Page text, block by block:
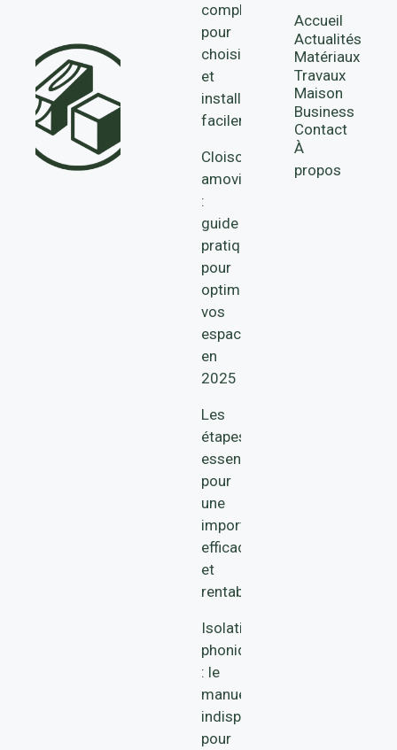
complet
pour
choisir
et
installer
facilement
Cloisons
amovibles
:
guide
pratique
pour
optimiser
vos
espaces
en
2025
Les
étapes
essentielles
pour
une
importation
efficace
et
rentable
Isolation
phonique
: le
manuel
indispensable
pour
Accueil
Actualités
Matériaux
Travaux
Maison
Business
Contact
À
propos